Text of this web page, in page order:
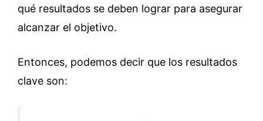
qué resultados se deben lograr para asegurar
alcanzar el objetivo.
Entonces, podemos decir que los resultados
clave son: